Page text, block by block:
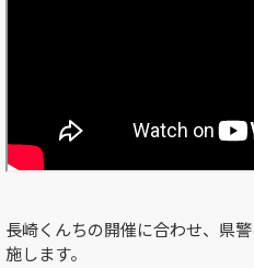
長崎くんちの開催に合わせ、県
施します。